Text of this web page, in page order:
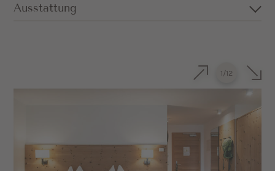
Ausstattung
Privater Balkon mit Dolomitenblick nach
Osten oder Westen
1/12